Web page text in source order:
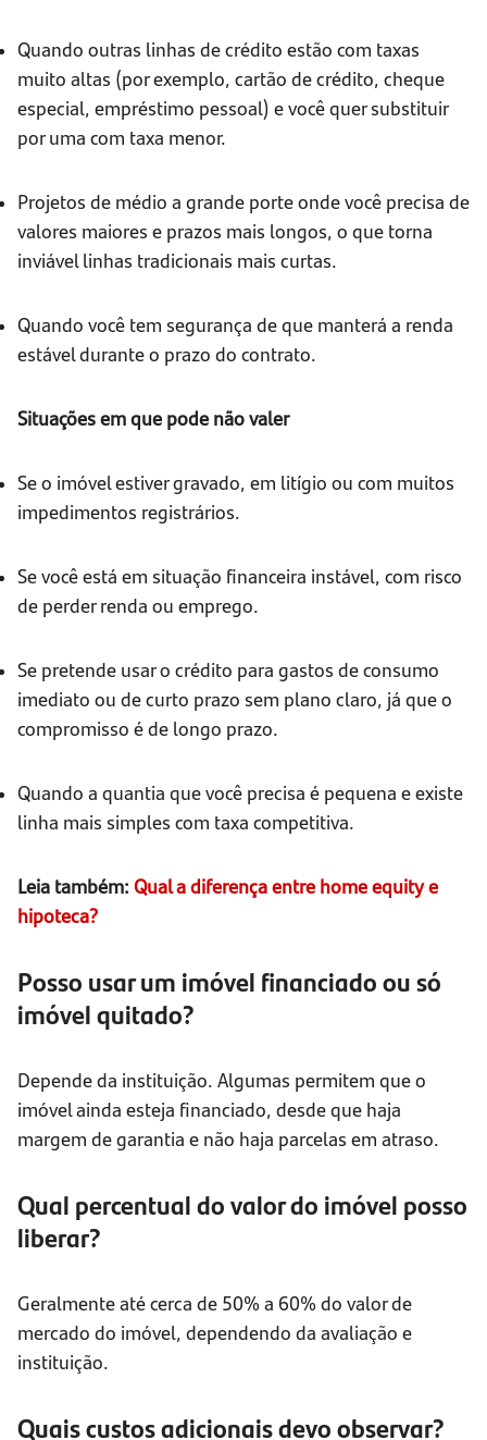
Quando outras linhas de crédito estão com taxas
muito altas (por exemplo, cartão de crédito, cheque
especial, empréstimo pessoal) e você quer substituir
por uma com taxa menor.
Projetos de médio a grande porte onde você precisa de
valores maiores e prazos mais longos, o que torna
inviável linhas tradicionais mais curtas.
Quando você tem segurança de que manterá a renda
estável durante o prazo do contrato.
Situações em que pode não valer
Se o imóvel estiver gravado, em litígio ou com muitos
impedimentos registrários.
Se você está em situação financeira instável, com risco
de perder renda ou emprego.
Se pretende usar o crédito para gastos de consumo
imediato ou de curto prazo sem plano claro, já que o
compromisso é de longo prazo.
Quando a quantia que você precisa é pequena e existe
linha mais simples com taxa competitiva.
Leia também: Qual a diferença entre home equity e
hipoteca?
Posso usar um imóvel financiado ou só
imóvel quitado?
Depende da instituição. Algumas permitem que o
imóvel ainda esteja financiado, desde que haja
margem de garantia e não haja parcelas em atraso.
Qual percentual do valor do imóvel posso
liberar?
Geralmente até cerca de 50% a 60% do valor de
mercado do imóvel, dependendo da avaliação e
instituição.
Quais custos adicionais devo observar?